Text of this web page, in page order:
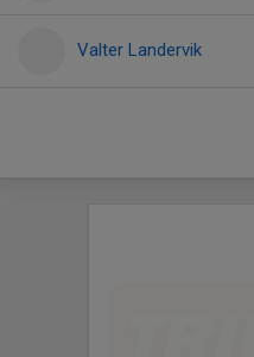
Valter Landervik